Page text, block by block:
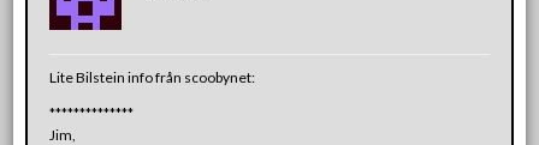
Lite Bilstein info från scoobynet:
**************
Jim,